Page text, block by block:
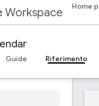
Workspace Home
Guide Riferimento